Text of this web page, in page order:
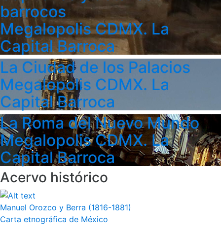
barrocos
Megalopolis CDMX. La
Capital Barroca
La Ciudad de los Palacios
Megalopolis CDMX. La
Capital Barroca
La Roma del Nuevo Mundo
Megalopolis CDMX. La
Capital Barroca
Acervo histórico
Manuel Orozco y Berra (1816-1881)
Carta etnográfica de México